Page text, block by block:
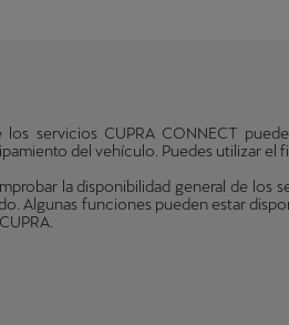
los servicios CUPRA CONNECT
del vehículo. Puedes utilizar el
la disponibilidad general de los
Algunas funciones pueden estar